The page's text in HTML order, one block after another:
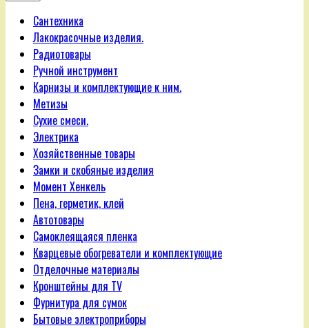
Сантехника
Лакокрасочные изделия.
Радиотовары
Ручной инструмент
Карнизы и комплектующие к ним.
Метизы
Сухие смеси.
Электрика
Хозяйственные товары
Замки и скобяные изделия
Момент Хенкель
Пена, герметик, клей
Автотовары
Самоклеящаяся пленка
Кварцевые обогреватели и комплектующие
Отделочные материалы
Кронштейны для TV
Фурнитура для сумок
Бытовые электроприборы